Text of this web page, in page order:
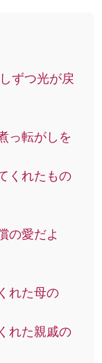
ずつ光が戻
っ転がしを
くれたもの
の愛だよ
れた母の
れた親戚の